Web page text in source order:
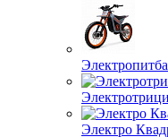
Электро